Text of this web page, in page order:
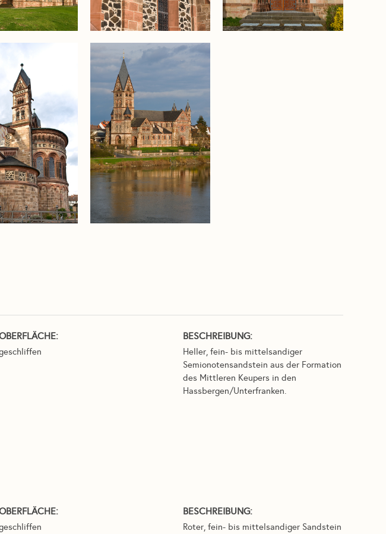
BESCHREIBUNG:
Heller, fein- bis mittelsandiger
Semionotensandstein aus der Formation
des Mittleren Keupers in den
Hassbergen/Unterfranken.
BESCHREIBUNG:
Roter, fein- bis mittelsandiger Sandstein